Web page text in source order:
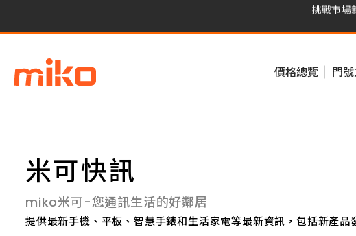
挑戰市場
挑戰市
價格總覽 門
米可快訊
miko米可-您通訊生活的好鄰居
提供最新手機、平板、智慧手錶和生活家電等最新資訊，包括新產